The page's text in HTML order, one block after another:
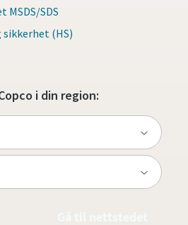
SDS
sikkerhet (HS)
i din region: